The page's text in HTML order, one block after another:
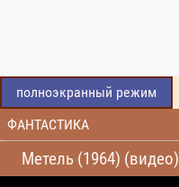
полноэкранный режим
ФАНТАСТИКА
Метель (1964) (видео)